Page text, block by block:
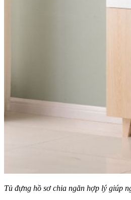
Tủ đựng hồ sơ chia ngăn hợp lý giúp